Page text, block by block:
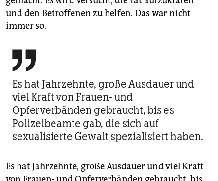
und den Betroffenen zu helfen. Das war nicht
immer so.

Es hat Jahrzehnte, große Ausdauer und
viel Kraft von Frauen- und
Opferverbänden gebraucht, bis es
Polizeibeamte gab, die sich auf
sexualisierte Gewalt spezialisiert haben.
Es hat Jahrzehnte, große Ausdauer und viel Kraft